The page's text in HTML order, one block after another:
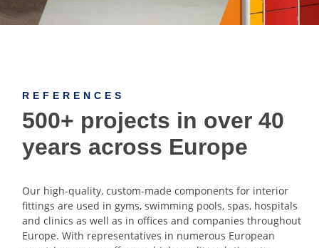
REFERENCES
500+ projects in over 40
years across Europe
Our high-quality, custom-made components for interior
fittings are used in gyms, swimming pools, spas, hospitals
and clinics as well as in offices and companies throughout
Europe. With representatives in numerous European